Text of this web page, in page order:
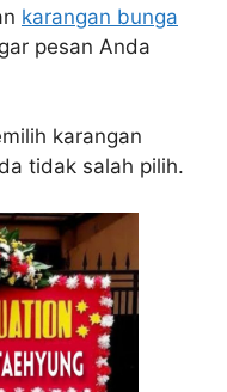
karangan bunga
pesan Anda
karangan
tidak salah pilih.